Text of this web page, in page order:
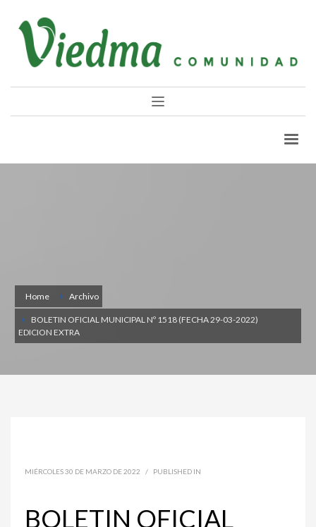
Home Archivo
BOLETIN OFICIAL MUNICIPAL Nº 1518 (FECHA 29-03-2022)
EDICION EXTRA
MIÉRCOLES 30 DE MARZO DE 2022 / PUBLISHED IN
BOLETIN OFICIAL